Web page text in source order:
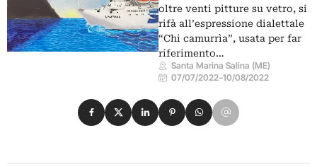
oltre venti pitture su vetro, si
rifà all’espressione dialettale
“Chi camurrìa”, usata per far
riferimento…
Santa Marina Salina (ME)
07/07/2022–10/08/2022
Condividi su Facebook
Condividi su X
Condividi su LinkedIn
Condividi su Pinterest
Condividi su WhatsApp
Condividi su Email